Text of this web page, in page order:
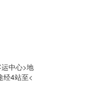
中心>地
经4站至<